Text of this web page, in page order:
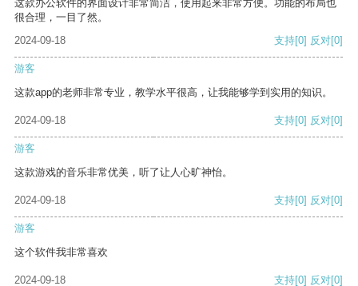
这款办公软件的界面设计非常简洁，使用起来非常方便。功能的布局也
很合理，一目了然。
2024-09-18
支持[0] 反对[0]
游客
这款app的老师非常专业，教学水平很高，让我能够学到实用的知识。
2024-09-18 支持[0] 反对[0]
游客
这款游戏的音乐非常优美，听了让人心旷神怡。
2024-09-18 支持[0] 反对[0]
游客
这个软件我非常喜欢
2024-09-18 支持[0] 反对[0]